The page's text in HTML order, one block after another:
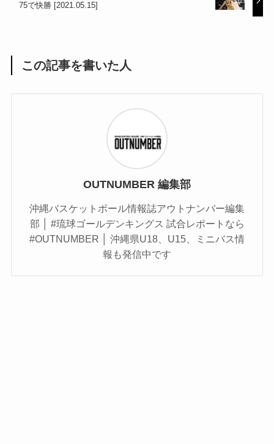
75で快勝 [2021.05.15]
この記事を書いた人
OUTNUMBER 編集部
沖縄バスケットボール情報誌アウトナンバー編集
部 │ #琉球ゴールデンキングス 試合レポートなら
#OUTNUMBER │ 沖縄県U18、U15、ミニバス情
報も発信中です